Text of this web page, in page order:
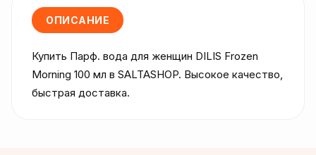
ОПИСАНИЕ
Купить Парф. вода для женщин DILIS Frozen
Morning 100 мл в SALTASHOP. Высокое качество,
быстрая доставка.